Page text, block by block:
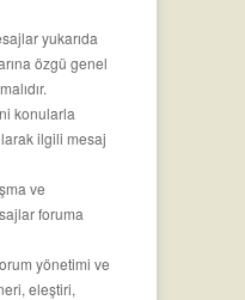
yukarıda
özgü genel
konularla
ilgili mesaj
ve
foruma
yönetimi ve
eleştiri,